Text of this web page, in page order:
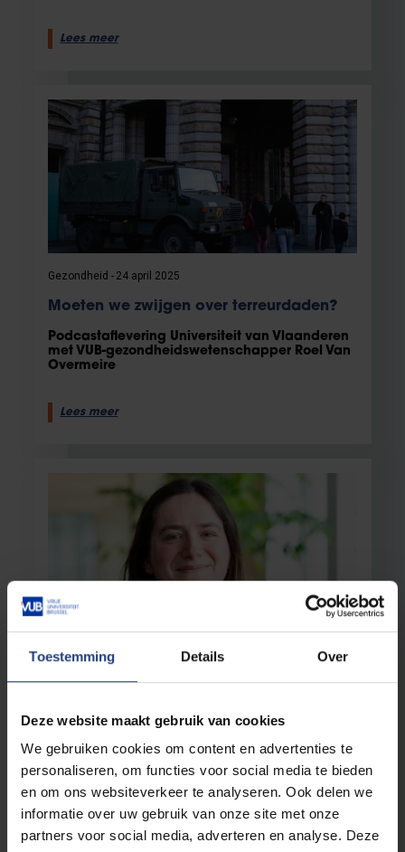
Toestemming Details Over
Deze website maakt gebruik van cookies
We gebruiken cookies om content en advertenties te
personaliseren, om functies voor social media te bieden
en om ons websiteverkeer te analyseren. Ook delen we
informatie over uw gebruik van onze site met onze
partners voor social media, adverteren en analyse. Deze
Lees meer
Gezondheid 24 april 2025
Moeten we zwijgen over terreurdaden?
Podcastaflevering Universiteit van Vlaanderen
met VUB-gezondheidswetenschapper Roel Van
Overmeire
Lees meer
Maatschappij en engagement 12 maart 2025
Socioloog Jessie Gevaert winnaar Paul
welzijn van zelfstandigen
Bekroonde studie werpt licht op mentale
gezondheid van solo-zelfstandigen
Lees meer